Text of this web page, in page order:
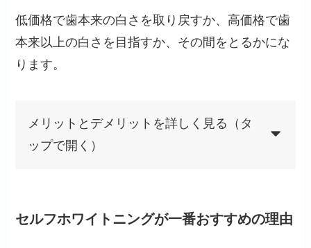
低価格で歯本来の白さを取り戻すか、高価格で歯
本来以上の白さを目指すか、その間をとるかにな
ります。
メリットとデメリットを詳しく見る（タ
ップで開く）
セルフホワイトニングが一番おすすめの理由